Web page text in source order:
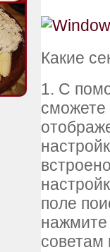
Какие
1. С
сможете
поле
нажмите
советам